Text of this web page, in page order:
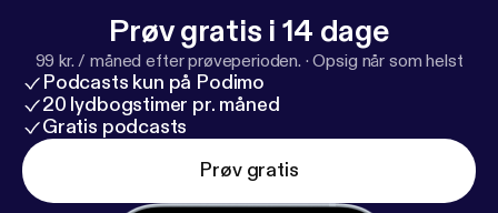
Prøv gratis i 14 dage
99 kr. / måned efter prøveperioden. ·Opsig når som helst
Podcasts kun på Podimo
20 lydbogstimer pr. måned
Gratis podcasts
Prøv gratis